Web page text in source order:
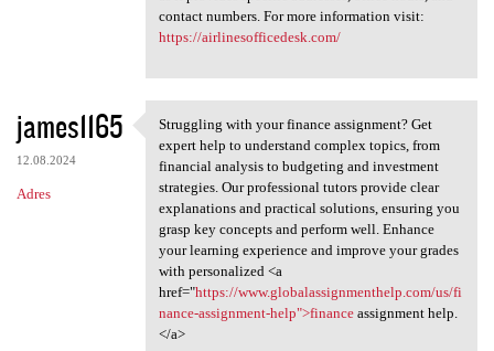
contact numbers. For more information visit:
https://airlinesofficedesk.com/
james1165
12.08.2024
Adres
Struggling with your finance
Struggling with your finance assignment? Get
expert help to understand complex topics, from
financial analysis to budgeting and investment
strategies. Our professional tutors provide clear
explanations and practical solutions, ensuring you
grasp key concepts and perform well. Enhance
your learning experience and improve your grades
with personalized <a
href="https://www.globalassignmenthelp.com/us/fi
nance-assignment-help">financeassignment help.
</a>